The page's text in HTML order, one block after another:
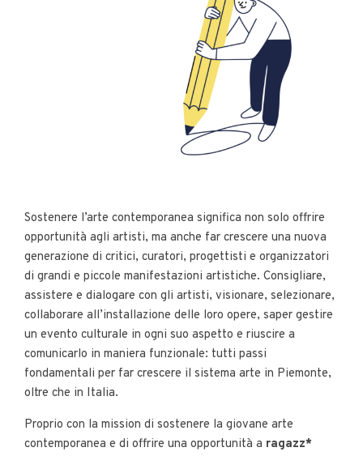
Sostenere l’arte contemporanea significa non solo offrire
opportunità agli artisti, ma anche far crescere una nuova
generazione di critici, curatori, progettisti e organizzatori
di grandi e piccole manifestazioni artistiche. Consigliare,
assistere e dialogare con gli artisti, visionare, selezionare,
collaborare all’installazione delle loro opere, saper gestire
un evento culturale in ogni suo aspetto e riuscire a
comunicarlo in maniera funzionale: tutti passi
fondamentali per far crescere il sistema arte in Piemonte,
oltre che in Italia.
Proprio con la mission di sostenere la giovane arte
contemporanea e di offrire una opportunità a ragazz*